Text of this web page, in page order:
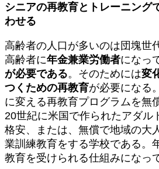
シニアの再教育とトレーニング
わせる
高齢者の人口が多いのは団塊世
高齢者に年金兼業労働者になっ
が必要である。そのためには変
つくための再教育が必要になる
に変える再教育プログラムを無
20世紀に米国で作られたアダル
格安、または、無償で地域の大
業訓練教育をする学校である。
教育を受けられる仕組みになっ